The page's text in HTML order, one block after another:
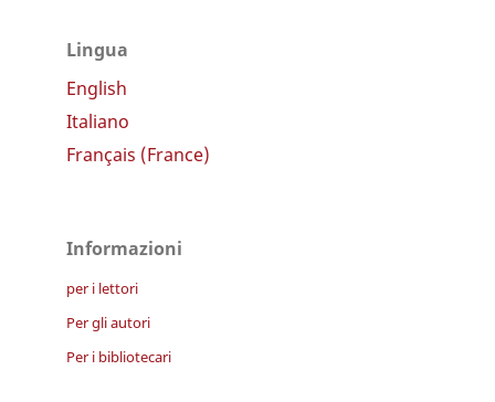
Lingua
English
Italiano
Français (France)
Informazioni
per i lettori
Per gli autori
Per i bibliotecari